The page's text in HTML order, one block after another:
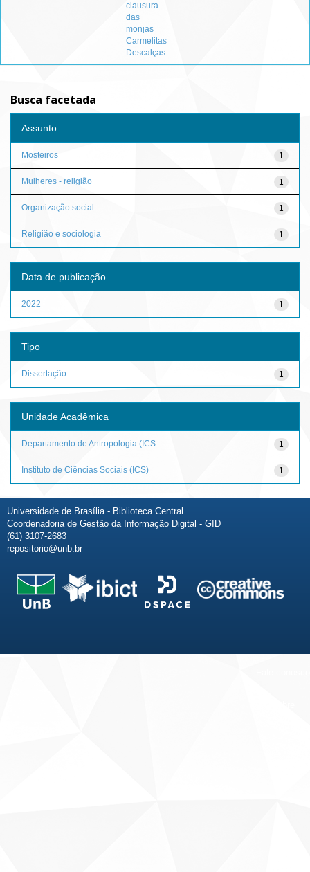
clausura
das
monjas
Carmelitas
Descalças
Busca facetada
Assunto
1
Mosteiros
1
Mulheres - religião
1
Organização social
1
Religião e sociologia
Data de publicação
1
2022
Tipo
1
Dissertação
Unidade Acadêmica
1
Departamento de Antropologia (ICS...
1
Instituto de Ciências Sociais (ICS)
Universidade de Brasília - Biblioteca Central
Coordenadoria de Gestão da Informação Digital - GID
(61) 3107-2683
repositorio@unb.br